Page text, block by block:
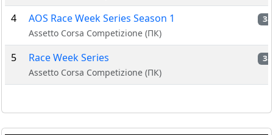
4 AOS Race Week Series Season 1
Assetto Corsa Competizione (ПК)
5 Race Week Series
Assetto Corsa Competizione (ПК)